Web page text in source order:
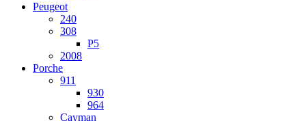
Peugeot
240
308
P5
2008
Porche
911
930
964
Cayman